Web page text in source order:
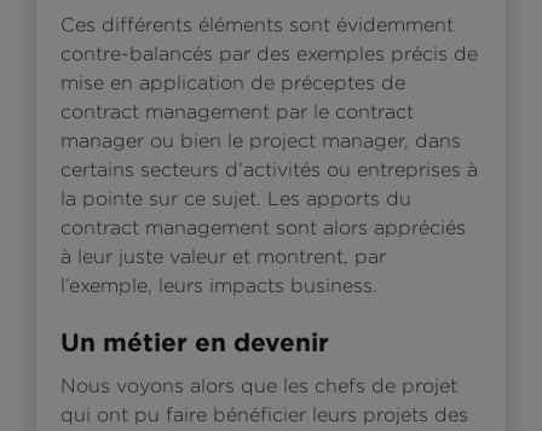
Ces différents éléments sont évidemment
contre-balancés par des exemples précis de
mise en application de préceptes de
contract management par le contract
manager ou bien le project manager, dans
certains secteurs d’activités ou entreprises à
la pointe sur ce sujet. Les apports du
contract management sont alors appréciés
à leur juste valeur et montrent, par
l’exemple, leurs impacts business.
Un métier en devenir
Nous voyons alors que les chefs de projet
qui ont pu faire bénéficier leurs projets des